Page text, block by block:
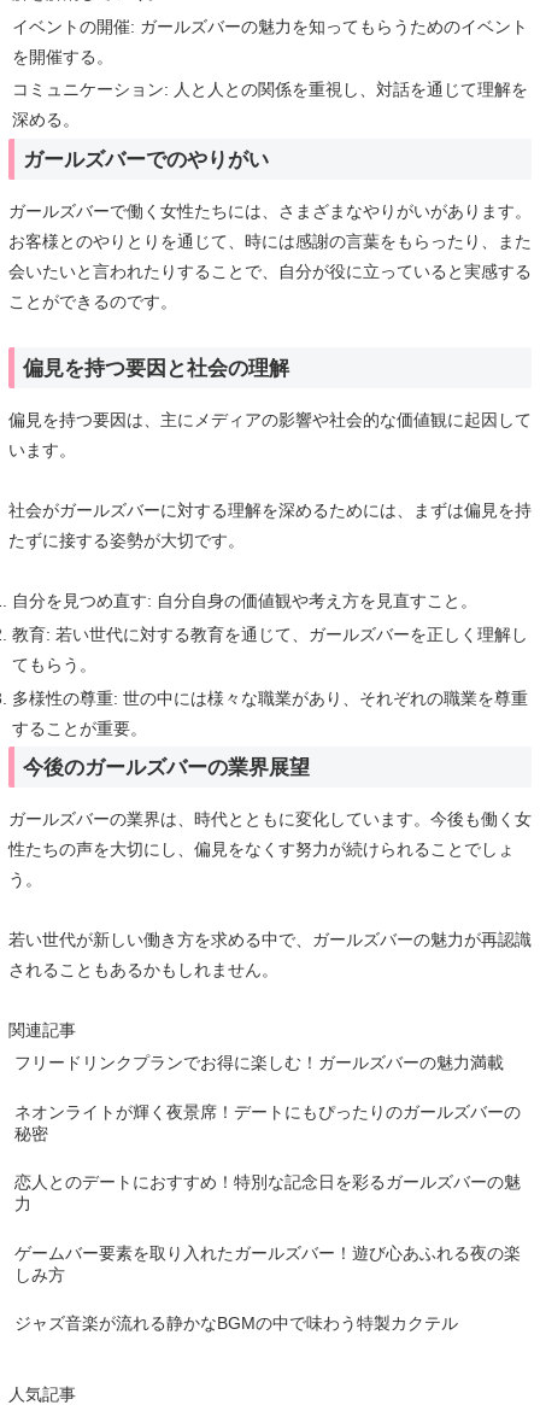
イベントの開催: ガールズバーの魅力を知ってもらうためのイベント
を開催する。
コミュニケーション: 人と人との関係を重視し、対話を通じて理解を
深める。
ガールズバーでのやりがい
ガールズバーで働く女性たちには、さまざまなやりがいがあります。
お客様とのやりとりを通じて、時には感謝の言葉をもらったり、また
会いたいと言われたりすることで、自分が役に立っていると実感する
ことができるのです。
偏見を持つ要因と社会の理解
偏見を持つ要因は、主にメディアの影響や社会的な価値観に起因して
います。
社会がガールズバーに対する理解を深めるためには、まずは偏見を持
たずに接する姿勢が大切です。
自分を見つめ直す: 自分自身の価値観や考え方を見直すこと。
教育: 若い世代に対する教育を通じて、ガールズバーを正しく理解し
てもらう。
多様性の尊重: 世の中には様々な職業があり、それぞれの職業を尊重
することが重要。
今後のガールズバーの業界展望
ガールズバーの業界は、時代とともに変化しています。今後も働く女
性たちの声を大切にし、偏見をなくす努力が続けられることでしょ
う。
若い世代が新しい働き方を求める中で、ガールズバーの魅力が再認識
されることもあるかもしれません。
関連記事
フリードリンクプランでお得に楽しむ！ガールズバーの魅力満載
ネオンライトが輝く夜景席！デートにもぴったりのガールズバーの
秘密
恋人とのデートにおすすめ！特別な記念日を彩るガールズバーの魅
力
ゲームバー要素を取り入れたガールズバー！遊び心あふれる夜の楽
しみ方
ジャズ音楽が流れる静かなBGMの中で味わう特製カクテル
人気記事